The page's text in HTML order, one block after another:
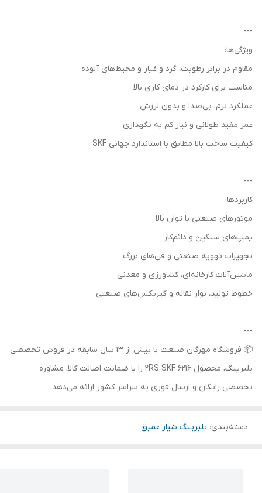
---
ویژگی‌ها:
مقاوم در برابر رطوبت، گرد و غبار و محیط‌های آلوده
مناسب برای کارکرد در دمای کاری بالا
عملکرد نرم، بی‌صدا و بدون لرزش
عمر مفید طولانی و نیاز کم به نگهداری
کیفیت ساخت بالا مطابق با استاندارد جهانی SKF
---
کاربردها:
موتورهای صنعتی با توان بالا
پمپ‌های سنگین و دائم‌کار
تجهیزات تهویه صنعتی و فن‌های بزرگ
ماشین‌آلات کارخانه‌ای، کشاورزی و معدنی
خطوط تولید، نوار نقاله و گیربکس‌های صنعتی
---
📦 فروشگاه مهرگان صنعت با بیش از 13 سال سابقه در فروش تخصصی
بلبرینگ، محصول 6216 2RS SKF را با ضمانت اصالت کالا، مشاوره
تخصصی رایگان و ارسال فوری به سراسر کشور ارائه می‌دهد.
دسته‌بندی: بلبرینگ شیار عمیق